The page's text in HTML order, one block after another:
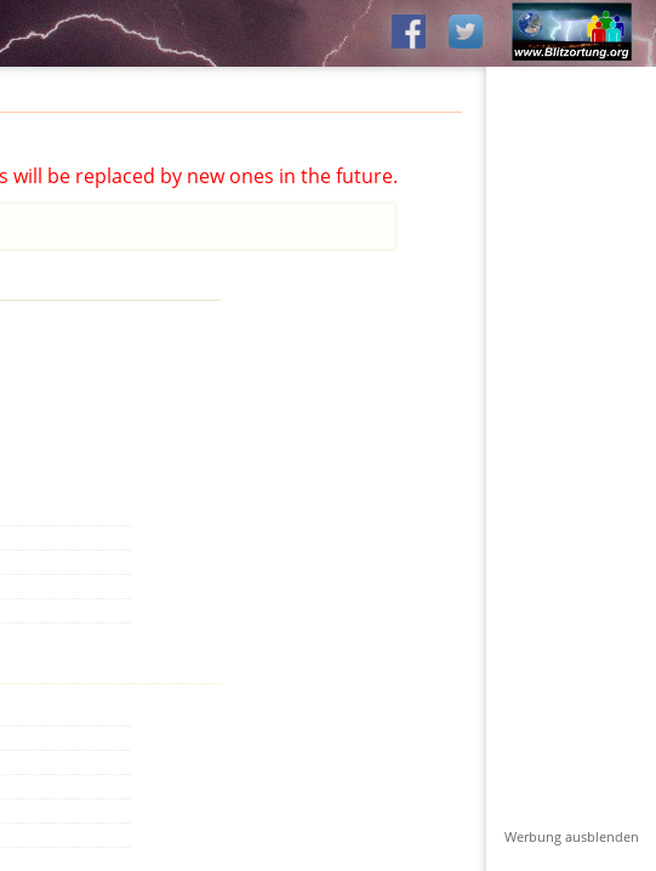
be replaced by new ones in the future.
Werbung ausblenden